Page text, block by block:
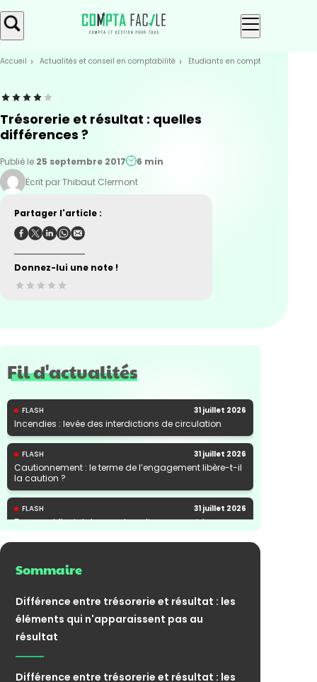
Skip
to
Aller au
contenu
Accueil Actualités et conseil en comptabilité Etudiants en compta
Trésorerie et résultat : quelles
différences ?
Publié le 25 septembre 2017
6 min
Ecrit par Thibaut Clermont
Partager l'article :
Donnez-lui une note !
Fil d'actualités
FLASH 31 juillet 2026
Incendies : levée des interdictions de circulation
FLASH 31 juillet 2026
Cautionnement : le terme de l’engagement libère-t-il
la caution ?
FLASH 31 juillet 2026
Transport fluvial de marchandises : une aide
financière bienvenue
Sommaire
Différence entre trésorerie et résultat : les
éléments qui n'apparaissent pas au
résultat
Différence entre trésorerie et résultat : les